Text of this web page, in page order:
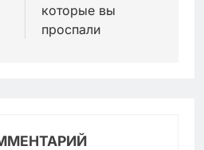
которые вы
проспали